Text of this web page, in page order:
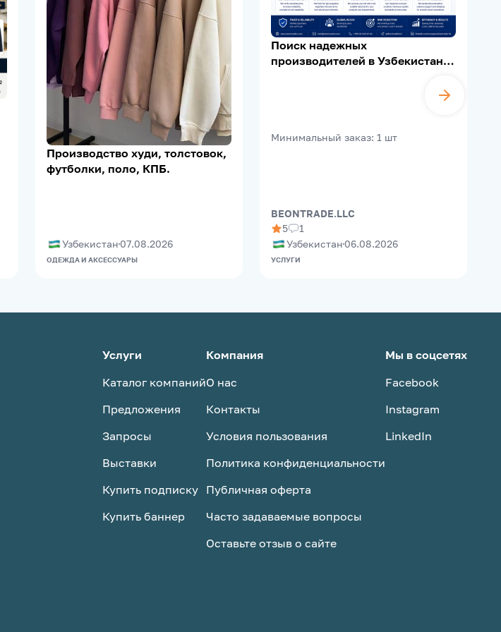
Производство худи, толстовок,
футболки, поло, КПБ.
Узбекистан 07.08.2026
ОДЕЖДА И АКСЕССУАРЫ
Поиск надежных
производителей в Узбекистане |
Минимальный заказ: 1 шт
BEONTRADE.LLC
5
1
Узбекистан 06.08.2026
УСЛУГИ
Услуги
Каталог компаний
Предложения
Запросы
Выставки
Купить подписку
Купить баннер
Компания
О нас
Контакты
Условия пользования
Политика конфиденциальности
Публичная оферта
Часто задаваемые вопросы
Оставьте отзыв о сайте
Мы в соцсетях
Facebook
Instagram
LinkedIn